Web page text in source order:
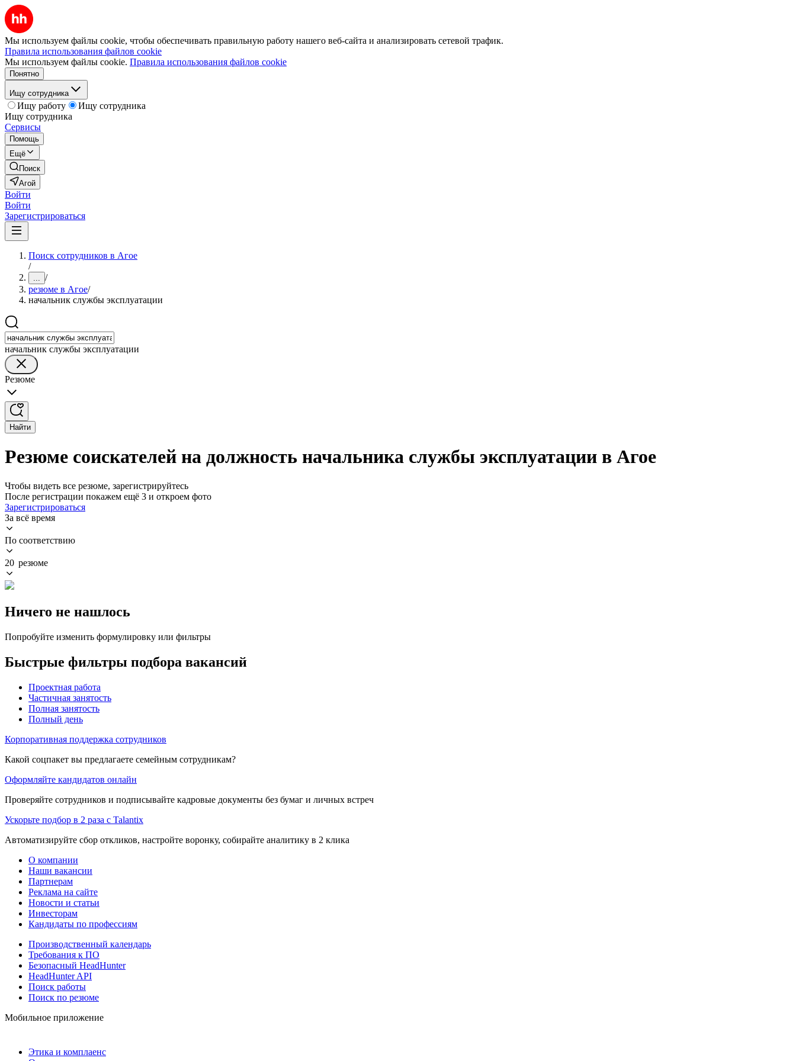
Мы используем файлы cookie, чтобы обеспечивать правильную работу нашего веб-сайта и анализировать сетевой трафик.
Правила использования файлов cookie
Мы используем файлы cookie. Правила использования файлов cookie
Понятно
Ищу сотрудника
Ищу работу
Ищу сотрудника
Ищу сотрудника
Сервисы
Помощь
Ещё
Поиск
Агой
Войти
Войти
Зарегистрироваться
Поиск сотрудников в Агое
/
... /
резюме в Агое/
начальник службы эксплуатации
начальник службы эксплуатации
Резюме
Найти
Резюме соискателей на должность начальника службы эксплуатации в Агое
Чтобы видеть все резюме, зарегистрируйтесь
После регистрации покажем ещё 3 и откроем фото
Зарегистрироваться
За всё время
По соответствию
20 резюме
Ничего не нашлось
Попробуйте изменить формулировку или фильтры
Быстрые фильтры подбора вакансий
Проектная работа
Частичная занятость
Полная занятость
Полный день
Корпоративная поддержка сотрудников
Какой соцпакет вы предлагаете семейным сотрудникам?
Оформляйте кандидатов онлайн
Проверяйте сотрудников и подписывайте кадровые документы без бумаг и личных встреч
Ускорьте подбор в 2 раза с Talantix
Автоматизируйте сбор откликов, настройте воронку, собирайте аналитику в 2 клика
О компании
Наши вакансии
Партнерам
Реклама на сайте
Новости и статьи
Инвесторам
Кандидаты по профессиям
Производственный календарь
Требования к ПО
Безопасный HeadHunter
HeadHunter API
Поиск работы
Поиск по резюме
Мобильное приложение
Этика и комплаенс